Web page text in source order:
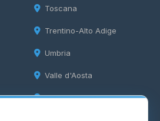
Toscana
Trentino-Alto Adige
Umbria
Valle d'Aosta
Veneto